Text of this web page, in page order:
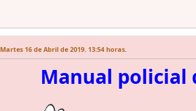
Martes 16 de Abril de 2019. 13:54 horas.
Manual policial